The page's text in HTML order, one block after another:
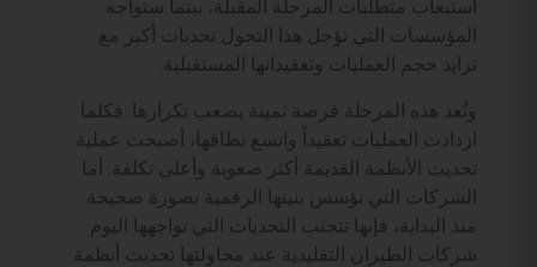
استيعاب متطلبات المرحلة المقبلة، بينما ستواجه
المؤسسات التي تؤجل هذا التحول تحديات أكبر مع
تزايد حجم العمليات وتعقيداتها المستقبلية.
وتُعد هذه المرحلة فرصة ثمينة يصعب تكرارها. فكلما
ازدادت العمليات تعقيداً واتسع نطاقها، أصبحت عملية
تحديث الأنظمة القديمة أكثر صعوبة وأعلى تكلفة. أما
الشركات التي تؤسس بنيتها الرقمية بصورة صحيحة
منذ البداية، فإنها تتجنب التحديات التي تواجهها اليوم
شركات الطيران التقليدية عند محاولتها تحديث أنظمة